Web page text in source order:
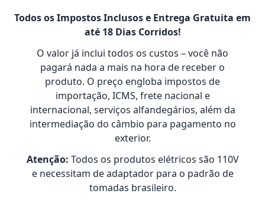
Todos os Impostos Inclusos e Entrega Gratuita em
até 18 Dias Corridos!
O valor já inclui todos os custos – você não
pagará nada a mais na hora de receber o
produto. O preço engloba impostos de
importação, ICMS, frete nacional e
internacional, serviços alfandegários, além da
intermediação do câmbio para pagamento no
exterior.
Atenção: Todos os produtos elétricos são 110V
e necessitam de adaptador para o padrão de
tomadas brasileiro.